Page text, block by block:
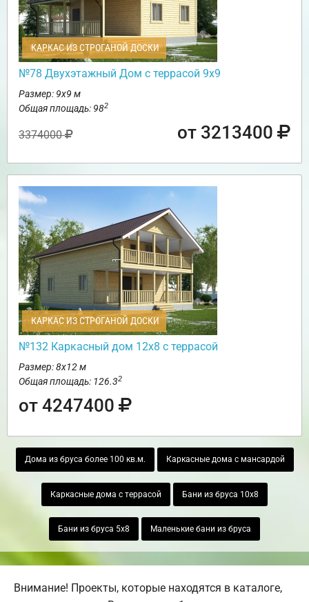
КАРКАС ИЗ СТРОГАНОЙ ДОСКИ
№78 Двухэтажный Дом с террасой 9х9
Размер: 9х9 м
Общая площадь: 982
3374000 от 3213400
КАРКАС ИЗ СТРОГАНОЙ ДОСКИ
№132 Каркасный дом 12х8 с террасой
Размер: 8х12 м
Общая площадь: 126.32
от 4247400
Дома из бруса более 100 кв.м. Каркасные дома с мансардой
Каркасные дома с террасой Бани из бруса 10х8
Бани из бруса 5х8 Маленькие бани из бруса
Внимание! Проекты, которые находятся в каталоге,